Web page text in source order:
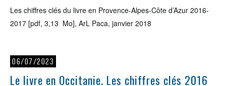
Les chiffres clés du livre en Provence-Alpes-Côte d’Azur 2016-
2017 [pdf, 3,13 Mo], ArL Paca, janvier 2018
06/07/2023
Le livre en Occitanie. Les chiffres clés 2016